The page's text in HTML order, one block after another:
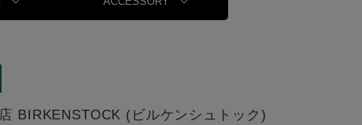
BIRKENSTOCK (ビルケンシュトック)